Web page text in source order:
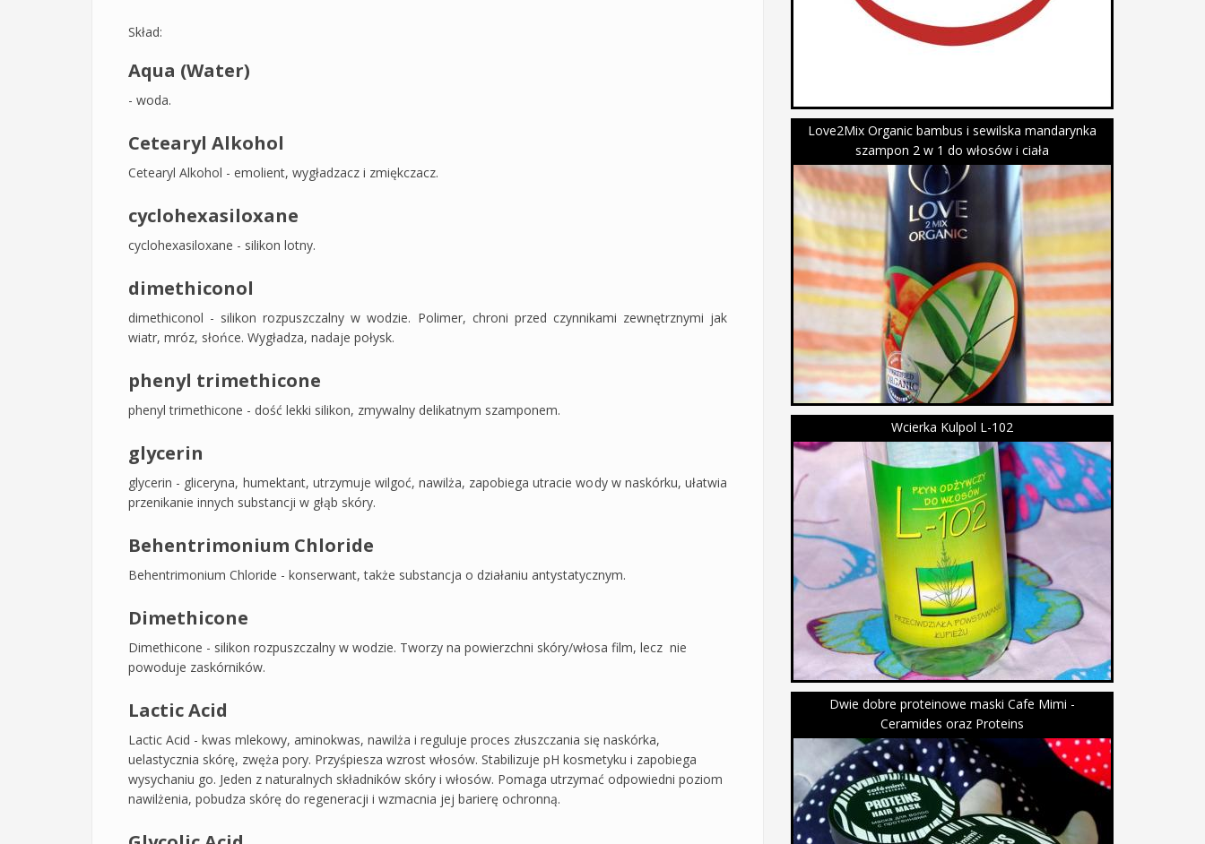
Skład:
Aqua (Water)
- woda.
Cetearyl Alkohol
Cetearyl Alkohol - emolient, wygładzacz i zmiękczacz.
cyclohexasiloxane
cyclohexasiloxane - silikon lotny.
dimethiconol
dimethiconol - silikon rozpuszczalny w wodzie. Polimer, chroni przed czynnikami zewnętrznymi jak
wiatr, mróz, słońce. Wygładza, nadaje połysk.
phenyl trimethicone
phenyl trimethicone - dość lekki silikon, zmywalny delikatnym szamponem.
glycerin
glycerin - gliceryna, humektant, utrzymuje wilgoć, nawilża, zapobiega utracie wody w naskórku, ułatwia
przenikanie innych substancji w głąb skóry.
Behentrimonium Chloride
Behentrimonium Chloride - konserwant, także substancja o działaniu antystatycznym.
Dimethicone
Dimethicone - silikon rozpuszczalny w wodzie. Tworzy na powierzchni skóry/włosa film, lecz nie
powoduje zaskórników.
Lactic Acid
Lactic Acid - kwas mlekowy, aminokwas, nawilża i reguluje proces złuszczania się naskórka,
uelastycznia skórę, zwęża pory. Przyśpiesza wzrost włosów. Stabilizuje pH kosmetyku i zapobiega
wysychaniu go. Jeden z naturalnych składników skóry i włosów. Pomaga utrzymać odpowiedni poziom
nawilżenia, pobudza skórę do regeneracji i wzmacnia jej barierę ochronną.
Love2Mix Organic bambus i sewilska mandarynka
szampon 2 w 1 do włosów i ciała
Wcierka Kulpol L-102
Dwie dobre proteinowe maski Cafe Mimi -
Ceramides oraz Proteins